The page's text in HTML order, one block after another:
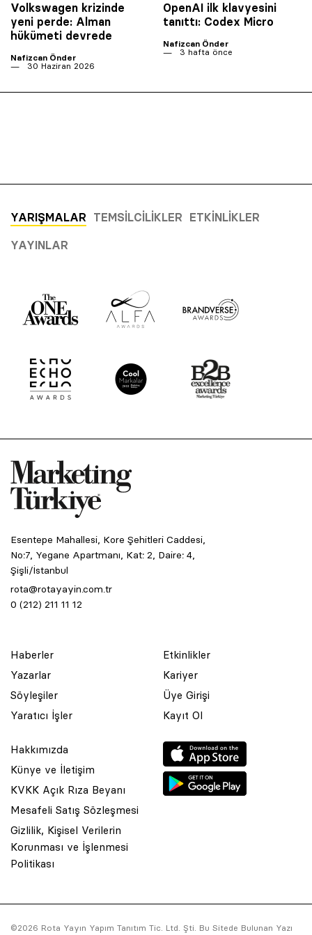
Volkswagen krizinde
yeni perde: Alman
hükümeti devrede
Nafizcan Önder
30 Haziran 2026
OpenAI ilk klavyesini
tanıttı: Codex Micro
Nafizcan Önder
3 hafta önce
YARIŞMALAR TEMSILCILIKLER ETKINLIKLER
YAYINLAR
Esentepe Mahallesi, Kore Şehitleri Caddesi,
No:7, Yegane Apartmanı, Kat: 2, Daire: 4,
Şişli/İstanbul
rota@rotayayin.com.tr
0 (212) 211 11 12
Haberler
Yazarlar
Söyleşiler
Yaratıcı İşler
Etkinlikler
Kariyer
Üye Girişi
Kayıt Ol
Hakkımızda
Künye ve İletişim
KVKK Açık Rıza Beyanı
Mesafeli Satış Sözleşmesi
Gizlilik, Kişisel Verilerin
Korunması ve İşlenmesi
Politikası
©2026 Rota Yayın Yapım Tanıtım Tic. Ltd. Şti. Bu Sitede Bulunan Yazı
© 2001 Rota Yayın Yapım Tanıtım Tic. Ltd. Şti. Bu Sitede Bulunan
Asquared WordPress Agencytarafından tasarlanmış ve